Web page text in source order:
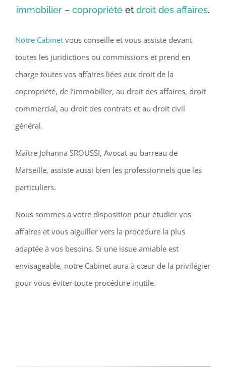
immobilier – copropriété et droit des affaires.
Notre Cabinet vous conseille et vous assiste devant
toutes les juridictions ou commissions et prend en
charge toutes vos affaires liées aux droit de la
copropriété, de l’immobilier, au droit des affaires, droit
commercial, au droit des contrats et au droit civil
général.
Maître Johanna SROUSSI, Avocat au barreau de
Marseille, assiste aussi bien les professionnels que les
particuliers.
Nous sommes à votre disposition pour étudier vos
affaires et vous aiguiller vers la procédure la plus
adaptée à vos besoins. Si une issue amiable est
envisageable, notre Cabinet aura à cœur de la privilégier
pour vous éviter toute procédure inutile.